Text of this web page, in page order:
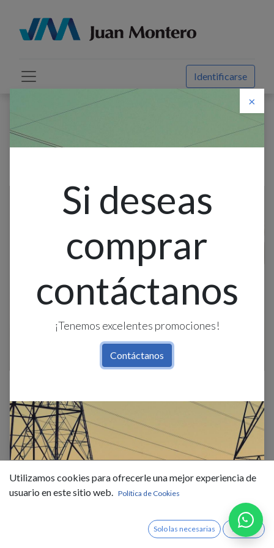
Identificarse
×
Si deseas
comprar
contáctanos
¡Tenemos excelentes promociones!
Contáctanos
Todos los productos Extension Blanco 2X16 10M Incable
Extension Blanco 2X16 10M
Incable
Utilizamos cookies para ofrecerle una mejor experiencia de
usuario en este sitio web. Política de Cookies
Solo las necesarias Acepto